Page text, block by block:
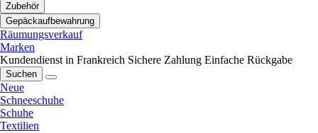
Zubehör
Gepäckaufbewahrung
Räumungsverkauf
Marken
Kundendienst in Frankreich Sichere Zahlung Einfache Rückgabe
Suchen
Neue
Schneeschuhe
Schuhe
Textilien